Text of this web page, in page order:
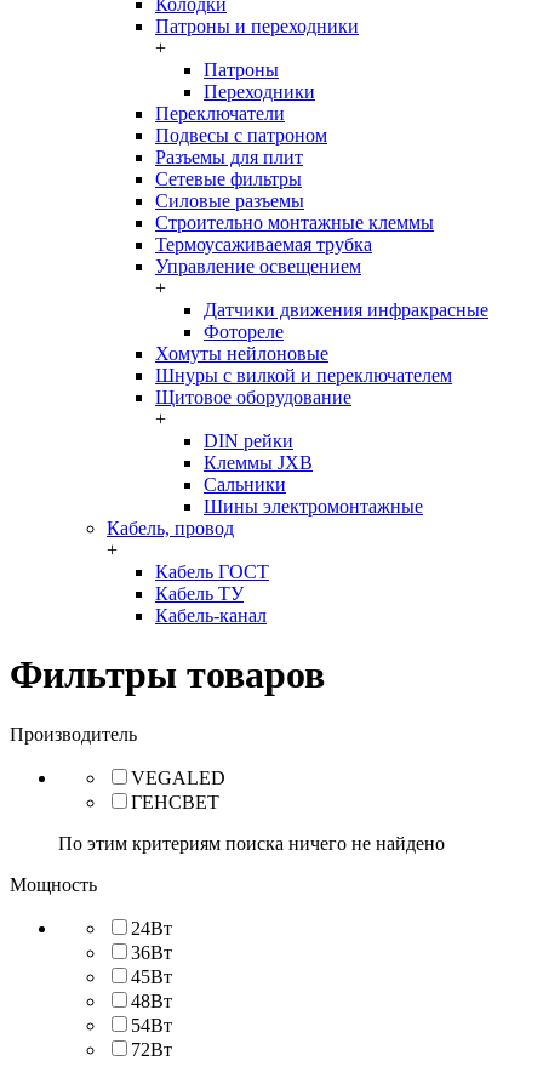
Патроны и переходники
+
Патроны
Переходники
Переключатели
Подвесы с патроном
Разъемы для плит
Сетевые фильтры
Силовые разъемы
Строительно монтажные клеммы
Термоусаживаемая трубка
Управление освещением
+
Датчики движения инфракрасные
Фотореле
Хомуты нейлоновые
Шнуры с вилкой и переключателем
Щитовое оборудование
+
DIN рейки
Клеммы JXB
Сальники
Шины электромонтажные
Кабель, провод
+
Кабель ГОСТ
Кабель ТУ
Кабель-канал
Фильтры товаров
Производитель
VEGALED
ГЕНСВЕТ
По этим критериям поиска ничего не найдено
Мощность
24Вт
36Вт
45Вт
48Вт
54Вт
72Вт